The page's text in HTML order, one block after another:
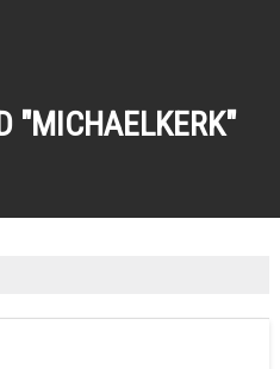
"MICHAELKERK"